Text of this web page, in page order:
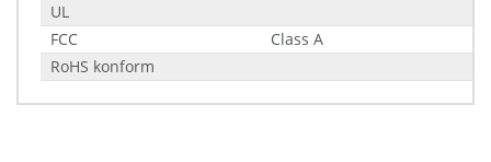
UL
FCC
Class A
RoHS konform